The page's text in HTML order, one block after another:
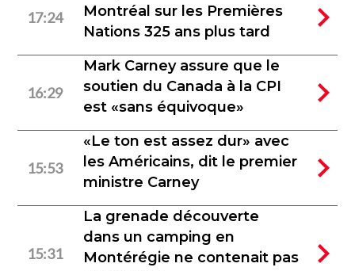
17:24
Montréal sur les Premières
Nations 325 ans plus tard
16:29
Mark Carney assure que le
soutien du Canada à la CPI
est «sans équivoque»
15:53
«Le ton est assez dur» avec
les Américains, dit le premier
ministre Carney
15:31
La grenade découverte
dans un camping en
Montérégie ne contenait pas